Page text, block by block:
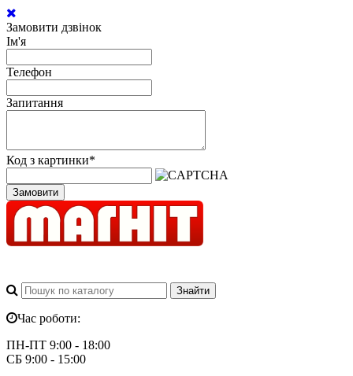
Замовити дзвінок
Ім'я
Телефон
Запитання
Код з картинки*
Замовити
Час роботи:
ПН-ПТ 9:00 - 18:00
СБ 9:00 - 15:00